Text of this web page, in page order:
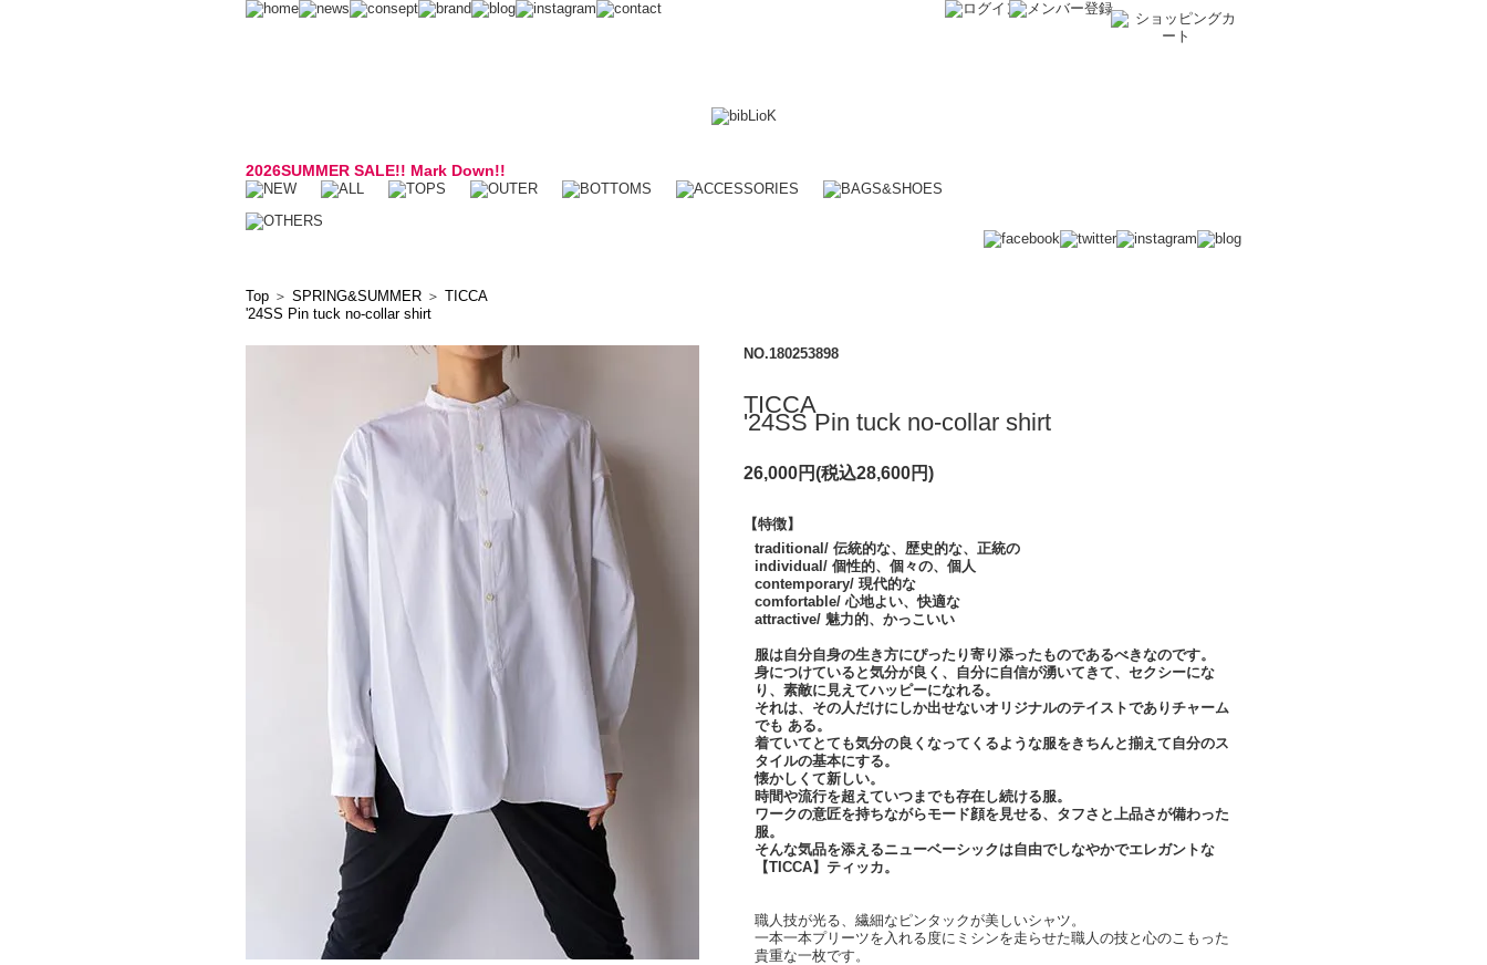
2026SUMMER SALE!! Mark Down!!
Top ＞ SPRING&SUMMER ＞ TICCA
'24SS Pin tuck no-collar shirt
NO.180253898
TICCA
'24SS Pin tuck no-collar shirt
26,000円(税込28,600円)
【特徴】
traditional/ 伝統的な、歴史的な、正統の
individual/ 個性的、個々の、個人
contemporary/ 現代的な
comfortable/ 心地よい、快適な
attractive/ 魅力的、かっこいい
服は自分自身の生き方にぴったり寄り添ったものであるべきなのです。
身につけていると気分が良く、自分に自信が湧いてきて、セクシーにな
り、素敵に見えてハッピーになれる。
それは、その人だけにしか出せないオリジナルのテイストでありチャーム
でも ある。
着ていてとても気分の良くなってくるような服をきちんと揃えて自分のス
タイルの基本にする。
懐かしくて新しい。
時間や流行を超えていつまでも存在し続ける服。
ワークの意匠を持ちながらモード顔を見せる、タフさと上品さが備わった
服。
そんな気品を添えるニューベーシックは自由でしなやかでエレガントな
【TICCA】ティッカ。
職人技が光る、繊細なピンタックが美しいシャツ。
一本一本プリーツを入れる度にミシンを走らせた職人の技と心のこもった
貴重な一枚です。